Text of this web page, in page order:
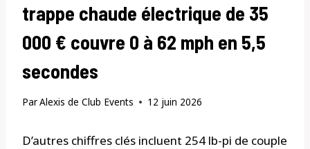
trappe chaude électrique de 35
000 € couvre 0 à 62 mph en 5,5
secondes
ParAlexis de Club Events 12 juin 2026
D’autres chiffres clés incluent 254 lb-pi de couple